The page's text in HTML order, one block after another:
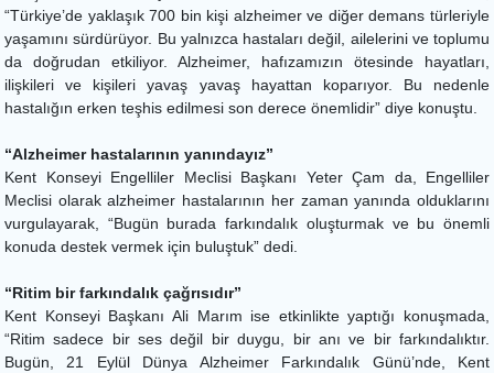
“Türkiye’de yaklaşık 700 bin kişi alzheimer ve diğer demans türleriyle
yaşamını sürdürüyor. Bu yalnızca hastaları değil, ailelerini ve toplumu
da doğrudan etkiliyor. Alzheimer, hafızamızın ötesinde hayatları,
ilişkileri ve kişileri yavaş yavaş hayattan koparıyor. Bu nedenle
hastalığın erken teşhis edilmesi son derece önemlidir” diye konuştu.
“Alzheimer hastalarının yanındayız”
Kent Konseyi Engelliler Meclisi Başkanı Yeter Çam da, Engelliler
Meclisi olarak alzheimer hastalarının her zaman yanında olduklarını
vurgulayarak, “Bugün burada farkındalık oluşturmak ve bu önemli
konuda destek vermek için buluştuk” dedi.
“Ritim bir farkındalık çağrısıdır”
Kent Konseyi Başkanı Ali Marım ise etkinlikte yaptığı konuşmada,
“Ritim sadece bir ses değil bir duygu, bir anı ve bir farkındalıktır.
Bugün, 21 Eylül Dünya Alzheimer Farkındalık Günü’nde, Kent